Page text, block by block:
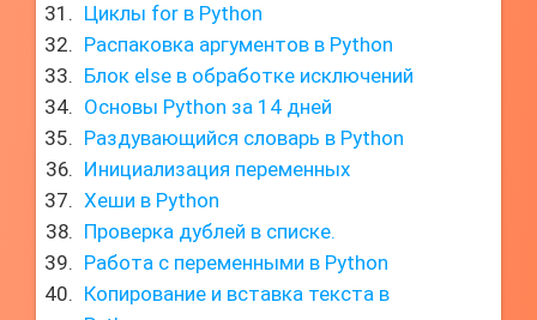
Циклы for в Python
Распаковка аргументов в Python
Блок else в обработке исключений
Основы Python за 14 дней
Раздувающийся словарь в Python
Инициализация переменных
Хеши в Python
Проверка дублей в списке.
Работа с переменными в Python
Копирование и вставка текста в